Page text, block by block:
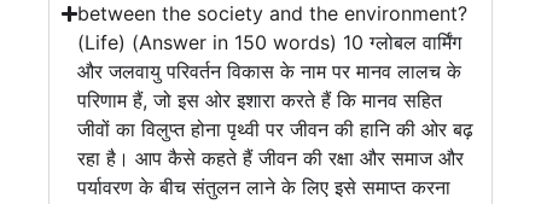
between the society and the environment?
(Life) (Answer in 150 words) 10 ग्लोबल वार्मिंग
और जलवायु परिवर्तन विकास के नाम पर मानव लालच के
परिणाम हैं, जो इस ओर इशारा करते हैं कि मानव सहित
जीवों का विलुप्त होना पृथ्वी पर जीवन की हानि की ओर बढ़
रहा है। आप कैसे कहते हैं जीवन की रक्षा और समाज और
पर्यावरण के बीच संतुलन लाने के लिए इसे समाप्त करना